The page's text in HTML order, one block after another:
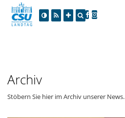
Archiv
Stöbern Sie hier im Archiv unserer News.